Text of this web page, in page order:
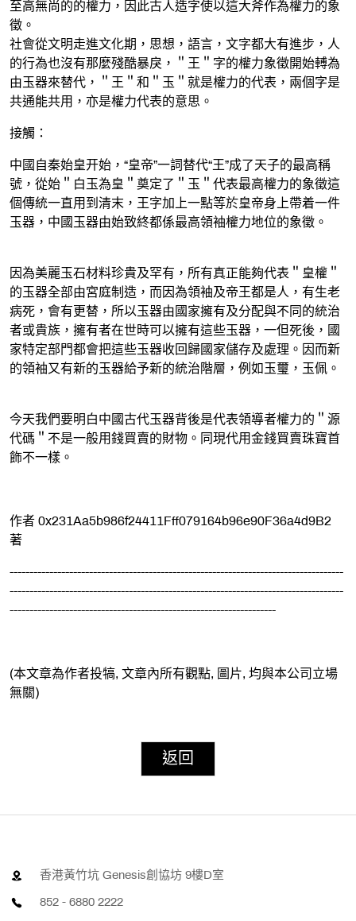
至高無尚的的權力，因此古人造字使以這大斧作為權力的象
徵。
社會從文明走進文化期，思想，語言，文字都大有進步，人
的行為也沒有那麼殘酷暴戾，＂王＂字的權力象徵開始𨍭為
由玉器來替代，＂王＂和＂玉＂就是權力的代表，兩個字是
共通能共用，亦是權力代表的意思。
接觸：
中國自秦始皇开始，“皇帝”一詞替代“王”成了天子的最高稱
號，從始＂白玉為皇＂奠定了＂玉＂代表最高權力的象徵這
個傳統一直用到清末，王字加上一點等於皇帝身上帶着一件
玉器，中國玉器由始致終都係最高領袖權力地位的象徵。
因為美麗玉石材料珍貴及罕有，所有真正能夠代表＂皇權＂
的玉器全部由宮庭制造，而因為領袖及帝王都是人，有生老
病死，會有更替，所以玉器由國家擁有及分配與不同的統治
者或貴族，擁有者在世時可以擁有這些玉器，一但死後，國
家特定部門都會把這些玉器收回歸國家儲存及處理。因而新
的領袖又有新的玉器給予新的統治階層，例如玉璽，玉佩。
今天我們要明白中國古代玉器背後是代表領導者權力的＂源
代碼＂不是一般用錢買賣的財物。同現代用金錢買賣珠寶首
飾不一樣。
作者 0x231Aa5b986f24411Fff079164b96e90F36a4d9B2
著
------------------------------------------------------------------------------------
------------------------------------------------------------------------------------
-------------------------------------------------------------------
(本文章為作者投犒, 文章內所有觀點, 圖片, 均與本公司立場
無關)
返回
香港黃竹坑 Genesis創協坊 9樓D室
852 - 6880 2222